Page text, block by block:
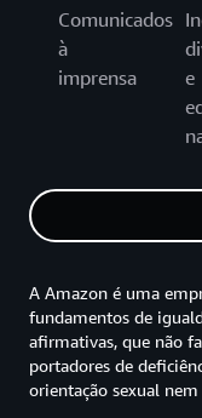
Comunicados
à
imprensa
e
A Amazon é uma
fundamentos de
afirmativas, que não
portadores de
orientação sexual nem